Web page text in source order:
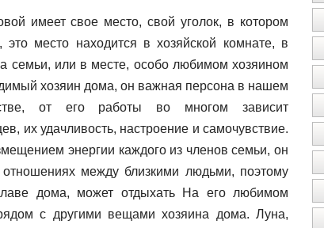
имеет свое место, свой уголок, в котором
это место находится в хозяйской комнате, в
семьи, или в месте, особо любимом хозяином
хозяин дома, он важная персона в нашем
от его работы во многом зависит
их удачливость, настроение и самочувствие.
энергии каждого из членов семьи, он
между близкими людьми, поэтому
дома, может отдыхать На его любимом
с другими вещами хозяина дома. Луна,